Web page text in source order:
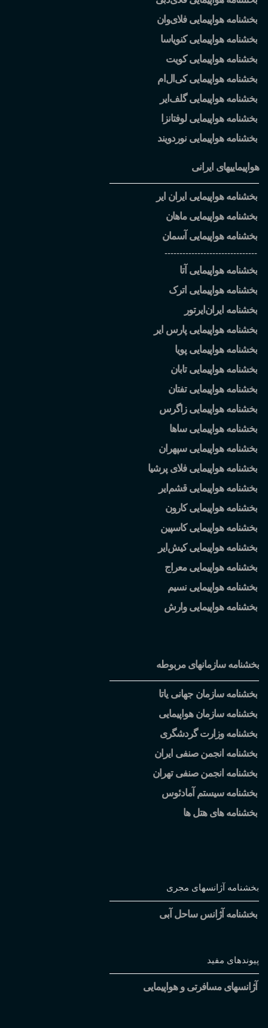
بخشنامه هواپیمایی فلایوان
بخشنامه هواپیمایی کنویاسا
بخشنامه هواپیمایی کویت
بخشنامه هواپیمایی کی ال ام
بخشنامه هواپیمایی گلف ایر
بخشنامه هواپیمایی لوفتانزا
بخشنامه هواپیمایی نوردویند
هواپیماییهای ایرانی
بخشنامه هواپیمایی ایران ایر
بخشنامه هواپیمایی ماهان
بخشنامه هواپیمایی آسمان
-------------------------------
بخشنامه هواپیمایی آتا
بخشنامه هواپیمایی اترک
بخشنامه ایران ایرتور
بخشنامه هواپیمایی پارس ایر
بخشنامه هواپیمایی پویا
بخشنامه هواپیمایی تابان
بخشنامه هواپیمایی تفتان
بخشنامه هواپیمایی زاگرس
بخشنامه هواپیمایی ساها
بخشنامه هواپیمایی سپهران
بخشنامه هواپیمایی فلای پرشیا
بخشنامه هواپیمایی قشم ایر
بخشنامه هواپیمایی کارون
بخشنامه هواپیمایی کاسپین
بخشنامه هواپیمایی کیش ایر
بخشنامه هواپیمایی معراج
بخشنامه هواپیمایی نسیم
بخشنامه هواپیمایی وارش
بخشنامه سازمانهای مربوطه
بخشنامه سازمان جهانی یاتا
بخشنامه سازمان هواپیمایی
بخشنامه وزارت گردشگری
بخشنامه انجمن صنفی ایران
بخشنامه انجمن صنفی تهران
بخشنامه سیستم آمادئوس
بخشنامه های هتل ها
بخشنامه آژانسهای مجری
بخشنامه آژانس ساحل آبی
پیوندهای مفید
آژانسهای مسافرتی و هواپیمایی